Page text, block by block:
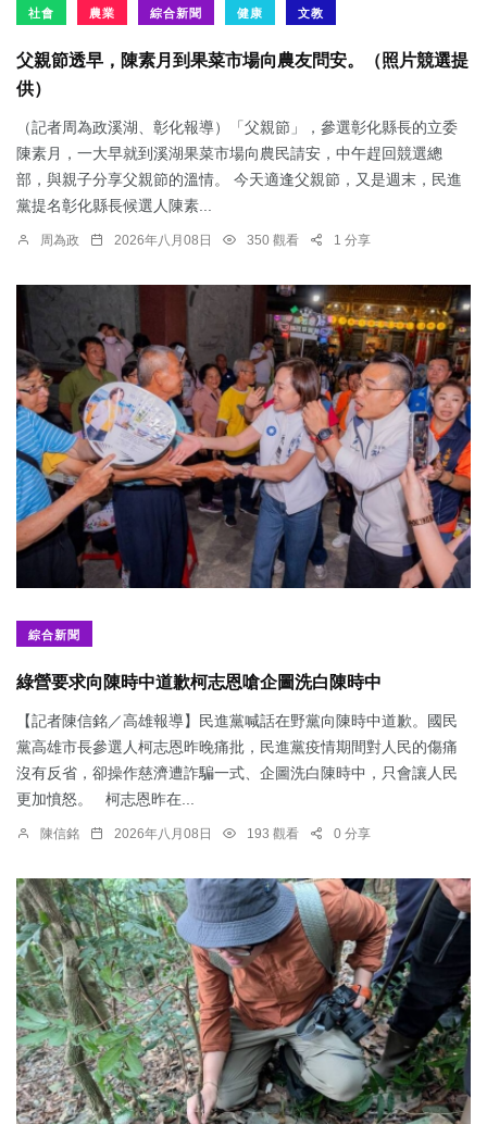
社會 農業 綜合新聞 健康 文教
父親節透早，陳素月到果菜市場向農友問安。（照片競選提
供）
（記者周為政溪湖、彰化報導）「父親節」，參選彰化縣長的立委
陳素月，一大早就到溪湖果菜市場向農民請安，中午趕回競選總
部，與親子分享父親節的溫情。 今天適逢父親節，又是週末，民進
黨提名彰化縣長候選人陳素...
周為政 2026年八月08日 350 觀看 1 分享
綜合新聞
綠營要求向陳時中道歉柯志恩嗆企圖洗白陳時中
【記者陳信銘／高雄報導】民進黨喊話在野黨向陳時中道歉。國民
黨高雄市長參選人柯志恩昨晚痛批，民進黨疫情期間對人民的傷痛
沒有反省，卻操作慈濟遭詐騙一式、企圖洗白陳時中，只會讓人民
更加憤怒。 柯志恩昨在...
陳信銘 2026年八月08日 193 觀看 0 分享